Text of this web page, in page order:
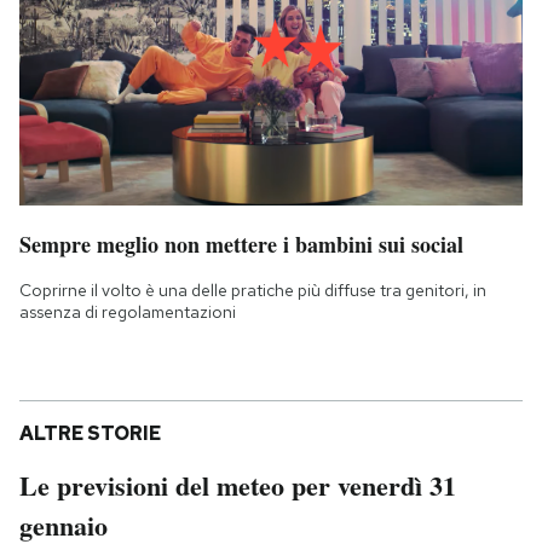
Sempre meglio non mettere i bambini sui social
Coprirne il volto è una delle pratiche più diffuse tra genitori, in
assenza di regolamentazioni
ALTRE STORIE
Le previsioni del meteo per venerdì 31
gennaio